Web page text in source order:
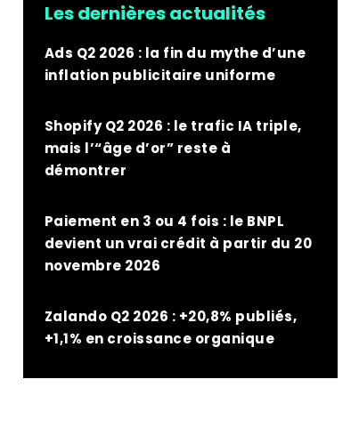
Les dernières actualités
Ads Q2 2026 : la fin du mythe d’une
inflation publicitaire uniforme
Shopify Q2 2026 : le trafic IA triple,
mais l’“âge d’or” reste à
démontrer
Paiement en 3 ou 4 fois : le BNPL
devient un vrai crédit à partir du 20
novembre 2026
Zalando Q2 2026 : +20,8% publiés,
+1,1% en croissance organique